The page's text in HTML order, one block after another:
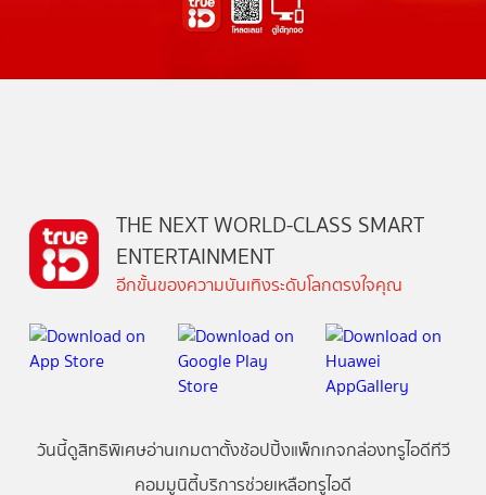
THE NEXT WORLD-CLASS SMART
ENTERTAINMENT
อีกขั้นของความบันเทิงระดับโลกตรงใจคุณ
วันนี้ดูสิทธิพิเศษอ่านเกมตาตั้งช้อปปิ้งแพ็กเกจกล่องทรูไอดีทีวี
คอมมูนิตี้บริการช่วยเหลือทรูไอดี